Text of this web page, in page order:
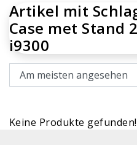
Artikel mit
Case met Stand
i9300
Keine Produkte